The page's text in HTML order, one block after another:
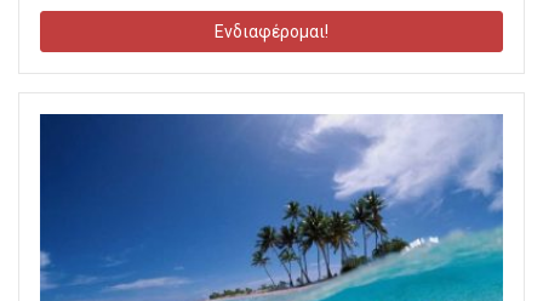
Ενδιαφέρομαι!